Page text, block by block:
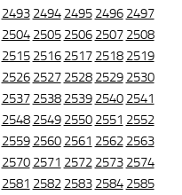
2493 2494 2495 2496 2497
2504 2505 2506 2507 2508
2515 2516 2517 2518 2519
2526 2527 2528 2529 2530
2537 2538 2539 2540 2541
2548 2549 2550 2551 2552
2559 2560 2561 2562 2563
2570 2571 2572 2573 2574
2581 2582 2583 2584 2585